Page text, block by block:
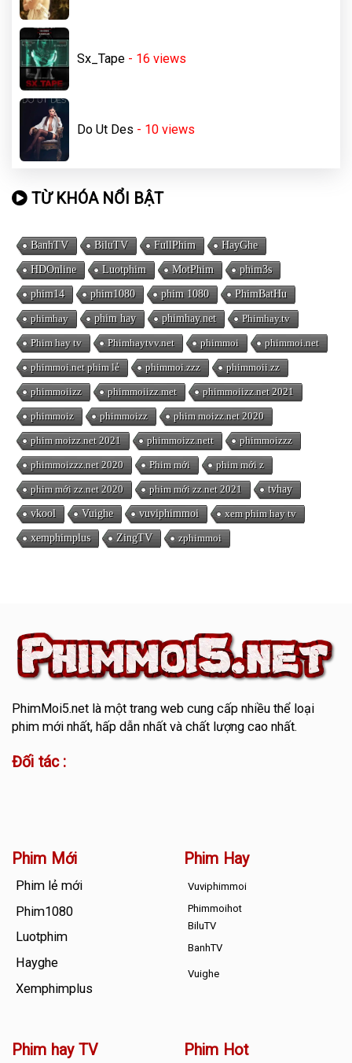
Sx_Tape - 16 views
Do Ut Des - 10views
TỪ KHÓA NỔI BẬT
BanhTV BiluTV FullPhim HayGhe
HDOnline Luotphim MotPhim phim3s
phim14 phim1080 phim 1080 PhimBatHu
phimhay phim hay phimhay.net Phimhay.tv
Phim hay tv Phimhaytvv.net phimmoi phimmoi.net
phimmoi.net phim lẻ phimmoi.zzz phimmoii.zz
phimmoiizz phimmoiizz.met phimmoiizz.net 2021
phimmoiz phimmoizz phim moizz.net 2020
phim moizz.net 2021 phimmoizz.nett phimmoizzz
phimmoizzz.net 2020 Phim mới phim mới z
phim mới zz.net 2020 phim mới zz.net 2021 tvhay
vkool Vuighe vuviphimmoi xem phim hay tv
xemphimplus ZingTV zphimmoi
PhimMoi5.netlà một trang web cung cấp nhiều thể loại
phim mới nhất, hấp dẫn nhất và chất lượng cao nhất.
Đối tác :
Phim Mới
Phim lẻ mới
Phim1080
Luotphim
Hayghe
Xemphimplus
Phim Hay
Vuviphimmoi
Phimmoihot
BiluTV
BanhTV
Vuighe
Phim hay TV Phim Hot